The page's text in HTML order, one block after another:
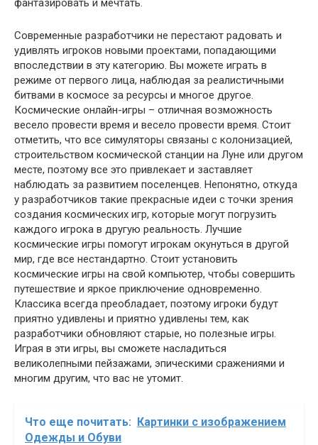
фантазировать и мечтать.
Современные разработчики не перестают радовать и
удивлять игроков новыми проектами, попадающими
впоследствии в эту категорию. Вы можете играть в
режиме от первого лица, наблюдая за реалистичными
битвами в космосе за ресурсы и многое другое.
Космические онлайн-игры – отличная возможность
весело провести время и весело провести время. Стоит
отметить, что все симуляторы связаны с колонизацией,
строительством космической станции на Луне или другом
месте, поэтому все это привлекает и заставляет
наблюдать за развитием поселенцев. Непонятно, откуда
у разработчиков такие прекрасные идеи с точки зрения
создания космических игр, которые могут погрузить
каждого игрока в другую реальность. Лучшие
космические игры помогут игрокам окунуться в другой
мир, где все нестандартно. Стоит установить
космические игры на свой компьютер, чтобы совершить
путешествие и яркое приключение одновременно.
Классика всегда преобладает, поэтому игроки будут
приятно удивлены и приятно удивлены тем, как
разработчики обновляют старые, но полезные игры.
Играя в эти игры, вы сможете насладиться
великолепными пейзажами, эпическими сражениями и
многим другим, что вас не утомит.
Что еще почитать: Картинки с изображением
Одежды и Обуви